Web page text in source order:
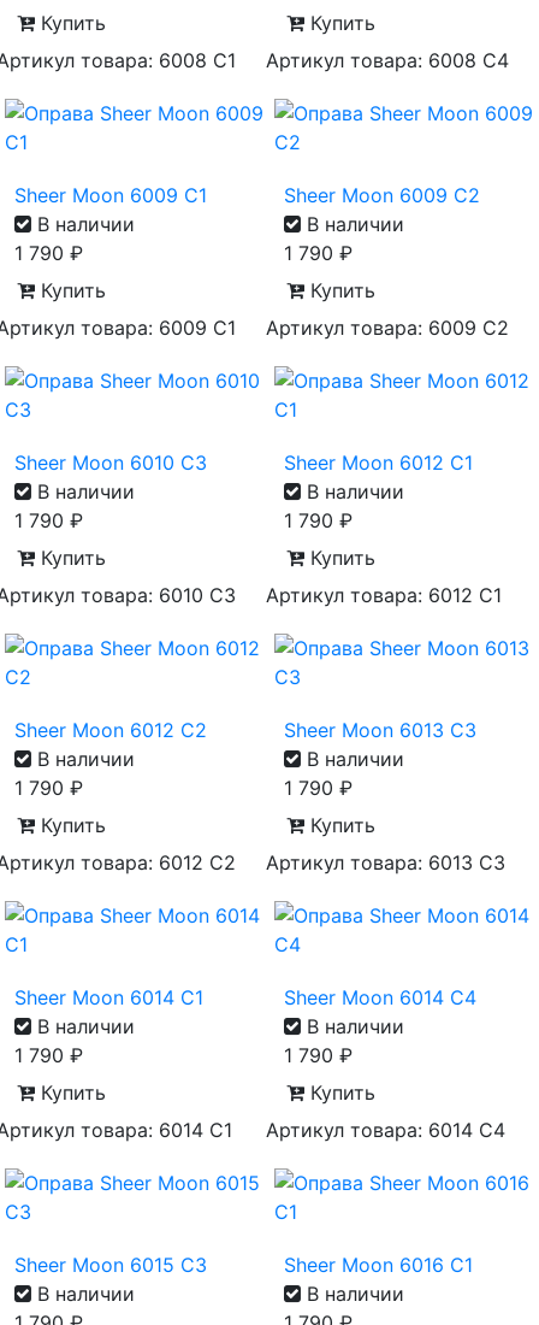
Купить
товара: 6008 С1
Купить
Артикул товара: 6008 С4
Sheer Moon 6009 С1
В наличии
1 790 ₽
Купить
товара: 6009 С1
Sheer Moon 6009 С2
В наличии
1 790 ₽
Купить
Артикул товара: 6009 С2
Sheer Moon 6010 С3
В наличии
1 790 ₽
Купить
товара: 6010 С3
Sheer Moon 6012 С1
В наличии
1 790 ₽
Купить
Артикул товара: 6012 С1
Sheer Moon 6012 С2
В наличии
1 790 ₽
Купить
товара: 6012 С2
Sheer Moon 6013 С3
В наличии
1 790 ₽
Купить
Артикул товара: 6013 С3
Sheer Moon 6014 С1
В наличии
1 790 ₽
Купить
товара: 6014 С1
Sheer Moon 6014 С4
В наличии
1 790 ₽
Купить
Артикул товара: 6014 С4
Sheer Moon 6015 С3
В наличии
Sheer Moon 6016 С1
В наличии